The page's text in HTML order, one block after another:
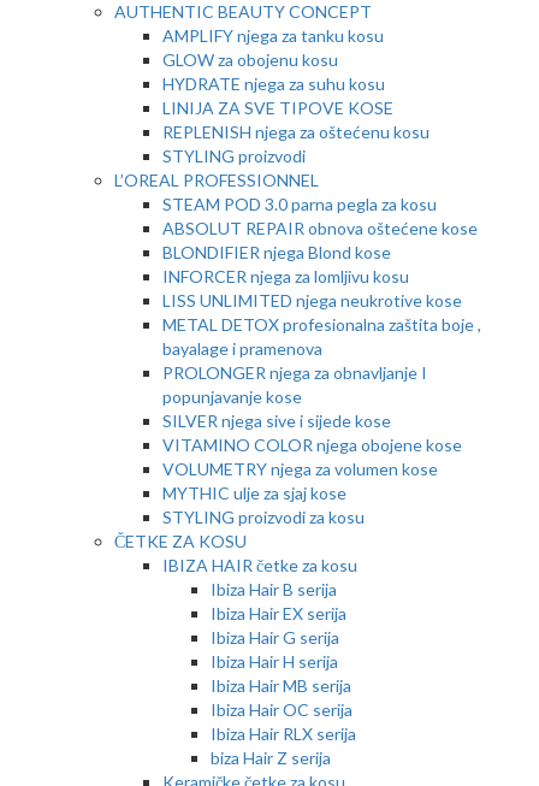
AUTHENTIC BEAUTY CONCEPT
AMPLIFY njega za tanku kosu
GLOW za obojenu kosu
HYDRATE njega za suhu kosu
LINIJA ZA SVE TIPOVE KOSE
REPLENISH njega za oštećenu kosu
STYLING proizvodi
L’OREAL PROFESSIONNEL
STEAM POD 3.0 parna pegla za kosu
ABSOLUT REPAIR obnova oštećene kose
BLONDIFIER njega Blond kose
INFORCER njega za lomljivu kosu
LISS UNLIMITED njega neukrotive kose
METAL DETOX profesionalna zaštita boje ,
bayalage i pramenova
PROLONGER njega za obnavljanje I
popunjavanje kose
SILVER njega sive i sijede kose
VITAMINO COLOR njega obojene kose
VOLUMETRY njega za volumen kose
MYTHIC ulje za sjaj kose
STYLING proizvodi za kosu
ČETKE ZA KOSU
IBIZA HAIR četke za kosu
Ibiza Hair B serija
Ibiza Hair EX serija
Ibiza Hair G serija
Ibiza Hair H serija
Ibiza Hair MB serija
Ibiza Hair OC serija
Ibiza Hair RLX serija
biza Hair Z serija